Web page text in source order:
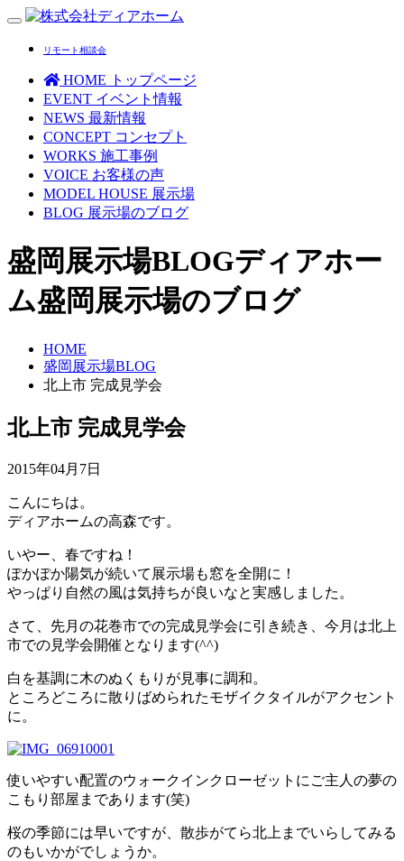
Toggle
リモート相談会
HOME
トップページ
EVENT イベント情報
NEWS 最新情報
CONCEPT コンセプト
WORKS 施工事例
VOICE お客様の声
MODEL HOUSE 展示場
BLOG 展示場のブログ
盛岡展示場BLOGディアホー
ム盛岡展示場のブログ
HOME
盛岡展示場BLOG
北上市 完成見学会
北上市 完成見学会
2015年04月7日
こんにちは。
ディアホームの高森です。
いやー、春ですね！
ぽかぽか陽気が続いて展示場も窓を全開に！
やっぱり自然の風は気持ちが良いなと実感しました。
さて、先月の花巻市での完成見学会に引き続き、今月は北上
市での見学会開催となります(^^)
白を基調に木のぬくもりが見事に調和。
ところどころに散りばめられたモザイクタイルがアクセント
に。
使いやすい配置のウォークインクローゼットにご主人の夢の
こもり部屋まであります(笑)
桜の季節には早いですが、散歩がてら北上までいらしてみる
のもいかがでしょうか。